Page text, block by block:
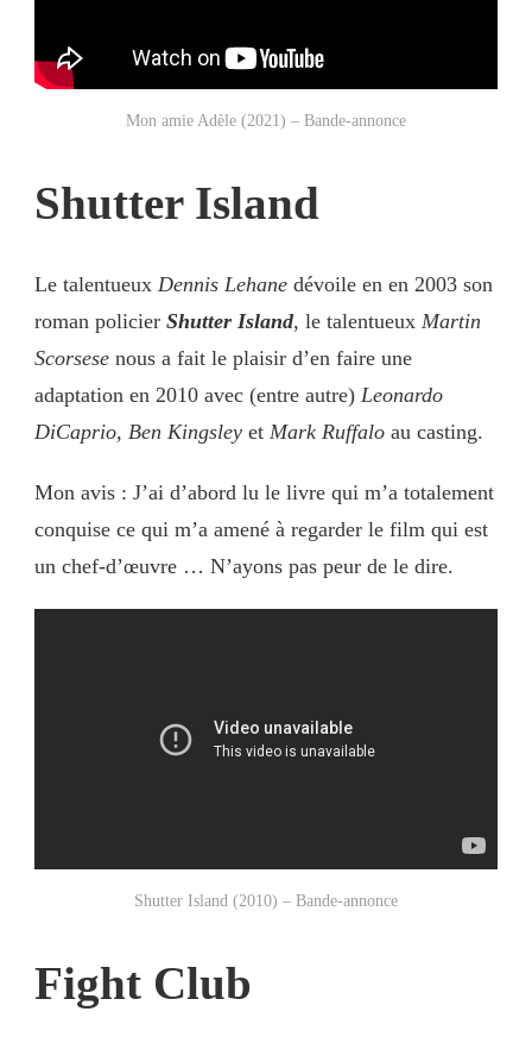
Mon amie Adèle (2021) – Bande-annonce
Shutter Island
Le talentueux Dennis Lehane dévoile en en 2003 son
roman policier Shutter Island, le talentueux Martin
Scorsese nous a fait le plaisir d’en faire une
adaptation en 2010 avec (entre autre) Leonardo
DiCaprio, Ben Kingsley et Mark Ruffalo au casting.
Mon avis : J’ai d’abord lu le livre qui m’a totalement
conquise ce qui m’a amené à regarder le film qui est
un chef-d’œuvre … N’ayons pas peur de le dire.
Shutter Island (2010) – Bande-annonce
Fight Club